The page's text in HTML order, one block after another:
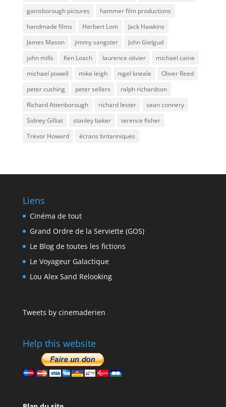
gainsborough pictures
hammer film productions
handmade films
Herbert Lom
Jack Hawkins
James Mason
jimmy sangster
John Gielgud
john mills
Ken Loach laurence olivier
michael caine
michael powell
mike leigh nigel kneale
Oliver Reed
peter cushing
peter sellers
ralph richardson
Richard Attenborough
richard lester
sean connery
Sidney Gilliat
stanley baker
terence fisher
Trevor Howard
écrans britanniques
Liens
Cinéma de tout
Grand Ordre de la Serviette (GOS)
Le Blog de toutes les fictions
Le Voyageur Galactique
Lou Alex Sand Relooking
Tweets by cinemaderien
Help this website